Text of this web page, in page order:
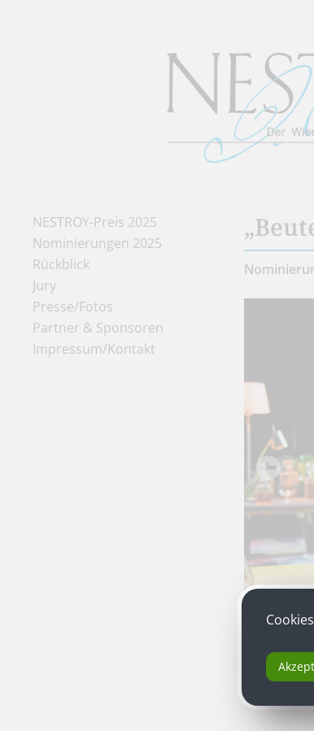
NESTROY-Preis 2025
Nominierungen 2025
Rückblick
Jury
Presse/Fotos
Partner & Sponsoren
Impressum/Kontakt
„Beute
von